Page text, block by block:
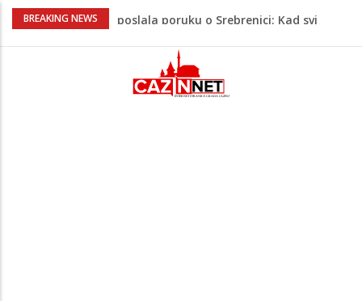
BREAKING NEWS
Na Ahiret preselio RAMIĆ (SAFETA) SENAD
BMW sa slovenskim tablicama završio u
rasvjetnom stubu
Evo gdje i kada nestaje struja u Krajini